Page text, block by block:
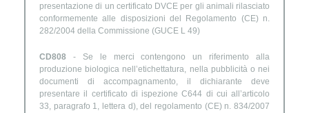
presentazione di un certificato DVCE per gli animali rilasciato
conformemente alle disposizioni del Regolamento (CE) n.
282/2004 della Commissione (GUCE L 49)
CD808 - Se le merci contengono un riferimento alla
produzione biologica nell’etichettatura, nella pubblicità o nei
documenti di accompagnamento, il dichiarante deve
presentare il certificato di ispezione C644 di cui all’articolo
33, paragrafo 1, lettera d), del regolamento (CE) n. 834/2007